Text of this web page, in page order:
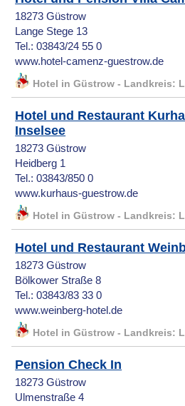
18273 Güstrow
Lange Stege 13
Tel.: 03843/24 55 0
www.hotel-camenz-guestrow.de
Hotel in Güstrow - Landkreis:
Hotel und Restaurant
Inselsee
18273 Güstrow
Heidberg 1
Tel.: 03843/850 0
www.kurhaus-guestrow.de
Hotel in Güstrow - Landkreis:
Hotel und Restaurant
18273 Güstrow
Bölkower Straße 8
Tel.: 03843/83 33 0
www.weinberg-hotel.de
Hotel in Güstrow - Landkreis:
Pension Check In
18273 Güstrow
Ulmenstraße 4